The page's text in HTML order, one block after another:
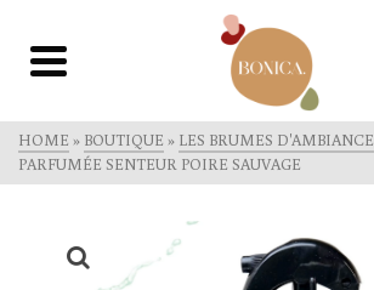
HOME » BOUTIQUE » LES BRUMES D'AMBIANCE
PARFUMÉE SENTEUR POIRE SAUVAGE